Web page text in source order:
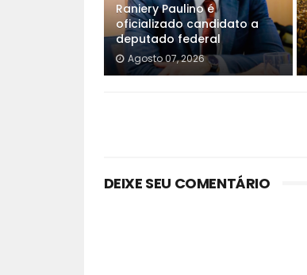
Raniery Paulino é
oficializado candidato a
deputado federal
Agosto 07, 2026
DEIXE SEU COMENTÁRIO